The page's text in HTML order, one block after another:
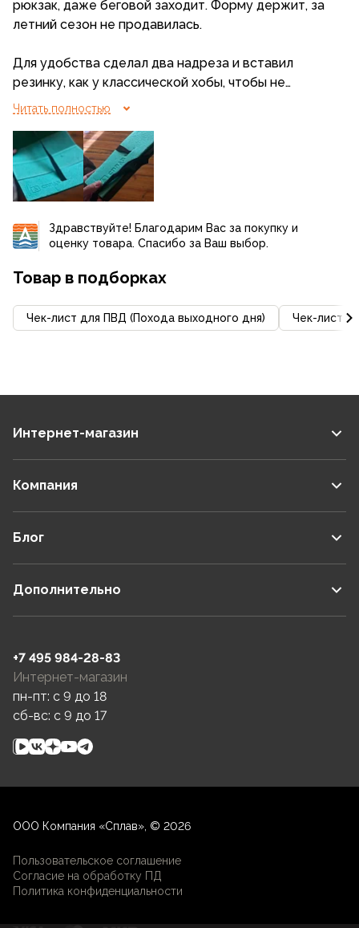
рюкзак, даже беговой заходит. Форму держит, за
летний сезон не продавилась.
Для удобства сделал два надреза и вставил
резинку, как у классической хобы, чтобы не
улетала и на бедрах висела.
Читать полностью
Здравствуйте! Благодарим Вас за покупку и
оценку товара. Спасибо за Ваш выбор.
Товар в подборках
Чек-лист для ПВД (Похода выходного дня) Чек-лист
Интернет-магазин
Компания
Блог
Дополнительно
+7 495 984-28-83
Интернет-магазин
пн-пт: c 9 до 18
сб-вс: c 9 до 17
ООО Компания «Сплав», © 2026
Пользовательское соглашение
Согласие на обработку ПД
Политика конфиденциальности